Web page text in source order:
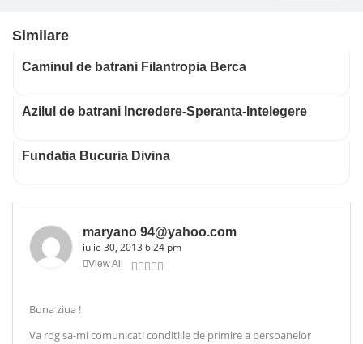
Similare
Caminul de batrani Filantropia Berca
Azilul de batrani Incredere-Speranta-Intelegere
Fundatia Bucuria Divina
maryano 94@yahoo.com
iulie 30, 2013 6:24 pm
View All
Buna ziua !
Va rog sa-mi comunicati conditiile de primire a persoanelor